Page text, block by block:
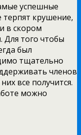
успешные
терпят крушение,
в скором
того чтобы
был
тщательно
членов
все получится.
можно